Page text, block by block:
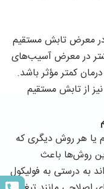
در معرض تابش مستقیم
در معرض آسیب‌های
کمتر مؤثر باشد.
از تابش مستقیم
یا هر روش دیگری که
روش‌ها باعث
به درستی به فولیکول